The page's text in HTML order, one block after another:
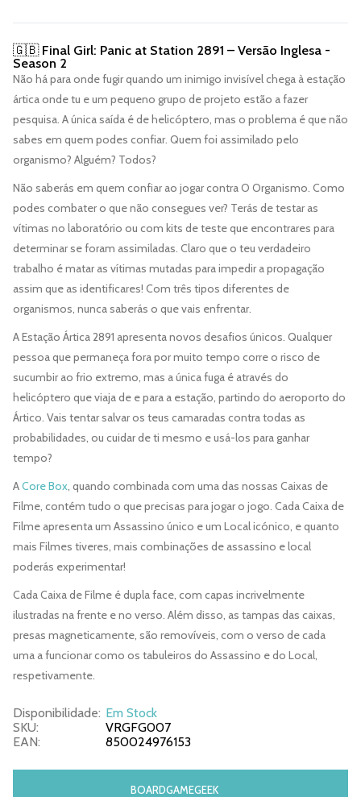
🇬🇧 Final Girl: Panic at Station 2891 – Versão Inglesa -
Season 2
Não há para onde fugir quando um inimigo invisível chega à estação
ártica onde tu e um pequeno grupo de projeto estão a fazer
pesquisa. A única saída é de helicóptero, mas o problema é que não
sabes em quem podes confiar. Quem foi assimilado pelo
organismo? Alguém? Todos?
Não saberás em quem confiar ao jogar contra O Organismo. Como
podes combater o que não consegues ver? Terás de testar as
vítimas no laboratório ou com kits de teste que encontrares para
determinar se foram assimiladas. Claro que o teu verdadeiro
trabalho é matar as vítimas mutadas para impedir a propagação
assim que as identificares! Com três tipos diferentes de
organismos, nunca saberás o que vais enfrentar.
A Estação Ártica 2891 apresenta novos desafios únicos. Qualquer
pessoa que permaneça fora por muito tempo corre o risco de
sucumbir ao frio extremo, mas a única fuga é através do
helicóptero que viaja de e para a estação, partindo do aeroporto do
Ártico. Vais tentar salvar os teus camaradas contra todas as
probabilidades, ou cuidar de ti mesmo e usá-los para ganhar
tempo?
ACore Box, quando combinada com uma das nossas Caixas de
Filme, contém tudo o que precisas para jogar o jogo. Cada Caixa de
Filme apresenta um Assassino único e um Local icónico, e quanto
mais Filmes tiveres, mais combinações de assassino e local
poderás experimentar!
Cada Caixa de Filme é dupla face, com capas incrivelmente
ilustradas na frente e no verso. Além disso, as tampas das caixas,
presas magneticamente, são removíveis, com o verso de cada
uma a funcionar como os tabuleiros do Assassino e do Local,
respetivamente.
Disponibilidade: Em Stock
SKU:
VRGFG007
EAN:
850024976153
BOARDGAMEGEEK